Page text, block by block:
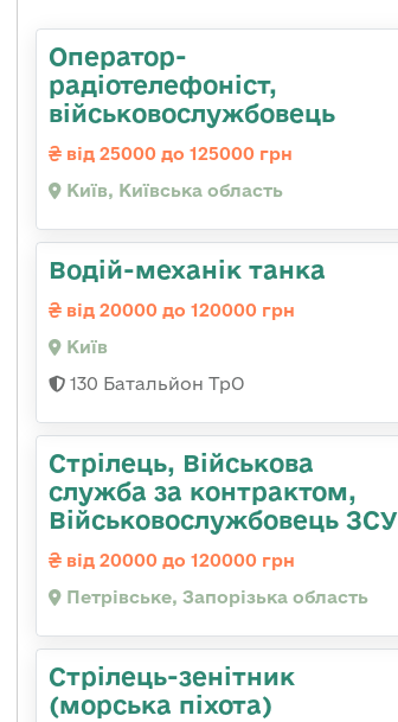
Оператор-
радіотелефоніст,
військовослужбовець
від 25000 до 125000 грн
Київ, Київська область
Водій-механік танка
від 20000 до 120000 грн
Київ
130 Батальйон ТрО
Стрілець, Військова
служба за контрактом,
Військовослужбовець ЗСУ
від 20000 до 120000 грн
Петрівське, Запорізька область
Стрілець-зенітник
(морська піхота)